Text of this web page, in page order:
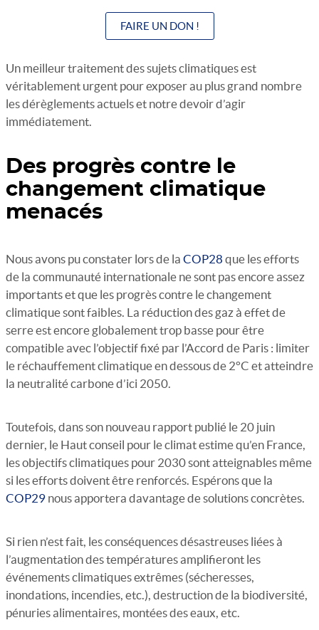
FAIRE UN DON !
Un meilleur traitement des sujets climatiques est
véritablement urgent pour exposer au plus grand nombre
les dérèglements actuels et notre devoir d’agir
immédiatement.
Des progrès contre le
changement climatique
menacés
Nous avons pu constater lors de la COP28 que les efforts
de la communauté internationale ne sont pas encore assez
importants et que les progrès contre le changement
climatique sont faibles. La réduction des gaz à effet de
serre est encore globalement trop basse pour être
compatible avec l’objectif fixé par l’Accord de Paris : limiter
le réchauffement climatique en dessous de 2°C et atteindre
la neutralité carbone d’ici 2050.
Toutefois, dans son nouveau rapport publié le 20 juin
dernier, le Haut conseil pour le climat estime qu’en France,
les objectifs climatiques pour 2030 sont atteignables même
si les efforts doivent être renforcés. Espérons que la
COP29 nous apportera davantage de solutions concrètes.
Si rien n’est fait, les conséquences désastreuses liées à
l’augmentation des températures amplifieront les
événements climatiques extrêmes (sécheresses,
inondations, incendies, etc.), destruction de la biodiversité,
pénuries alimentaires, montées des eaux, etc.